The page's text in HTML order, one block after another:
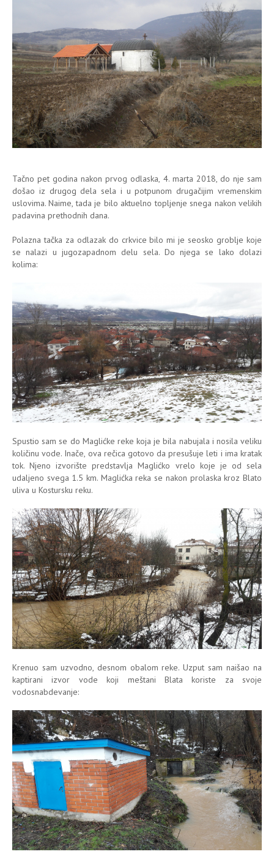
Tačno pet godina nakon prvog odlaska, 4. marta 2018, do nje sam
došao iz drugog dela sela i u potpunom drugačijim vremenskim
uslovima. Naime, tada je bilo aktuelno topljenje snega nakon velikih
padavina prethodnih dana.
Polazna tačka za odlazak do crkvice bilo mi je seosko groblje koje
se nalazi u jugozapadnom delu sela. Do njega se lako dolazi
kolima:
Spustio sam se do Maglićke reke koja je bila nabujala i nosila veliku
količinu vode. Inače, ova rečica gotovo da presušuje leti i ima kratak
tok. Njeno izvorište predstavlja Maglićko vrelo koje je od sela
udaljeno svega 1.5 km. Maglićka reka se nakon prolaska kroz Blato
uliva u Kostursku reku.
Krenuo sam uzvodno, desnom obalom reke. Uzput sam naišao na
kaptirani izvor vode koji meštani Blata koriste za svoje
vodosnabdevanje: